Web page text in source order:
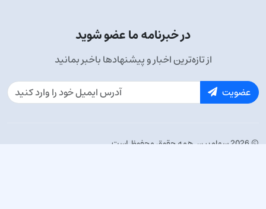
در خبرنامه ما عضو شوید
از تازه‌ترین اخبار و پیشنهادها باخبر بمانید
عضویت
© 2026 سهام‌بین. همه حقوق محفوظ است.